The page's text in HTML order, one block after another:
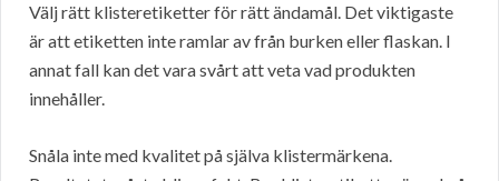
Välj rätt klisteretiketter för rätt ändamål. Det viktigaste
är att etiketten inte ramlar av från burken eller flaskan. I
annat fall kan det vara svårt att veta vad produkten
innehåller.
Snåla inte med kvalitet på själva klistermärkena.